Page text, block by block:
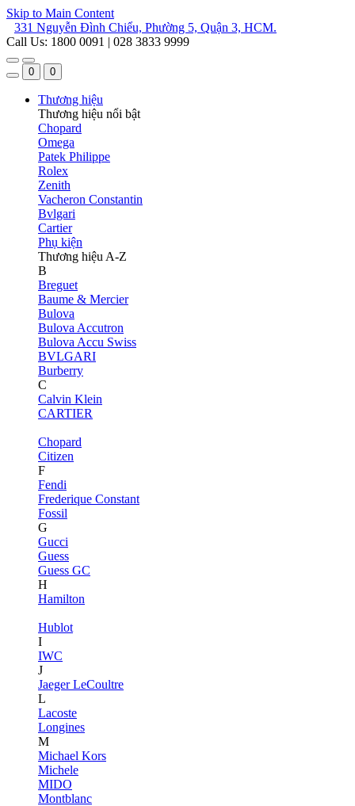
Skip to Main Content
331 Nguyễn Đình Chiểu, Phường 5, Quận 3, HCM.
Call Us: 1800 0091 | 028 3833 9999
0 0
Thương hiệu
Thương hiệu nổi bật
Chopard
Omega
Patek Philippe
Rolex
Zenith
Vacheron Constantin
Bvlgari
Cartier
Phụ kiện
Thương hiệu A-Z
B
Breguet
Baume & Mercier
Bulova
Bulova Accutron
Bulova Accu Swiss
BVLGARI
Burberry
C
Calvin Klein
CARTIER
Chopard
Citizen
F
Fendi
Frederique Constant
Fossil
G
Gucci
Guess
Guess GC
H
Hamilton
Hublot
I
IWC
J
Jaeger LeCoultre
L
Lacoste
Longines
M
Michael Kors
Michele
MIDO
Montblanc